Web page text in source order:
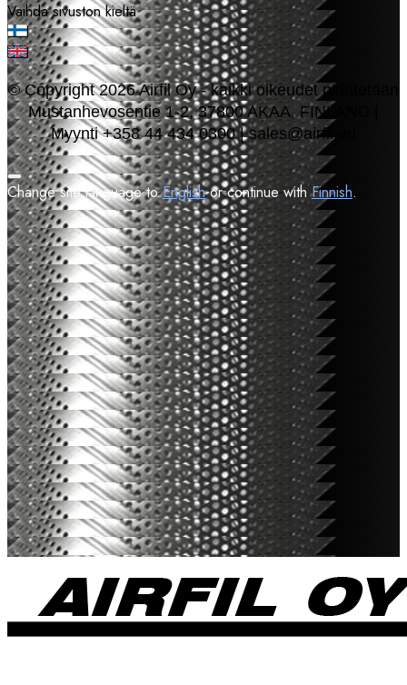
Vaihda sivuston kieltä
© Copyright 2026 Airfil Oy - kaikki oikeudet pidätetään
Mustanhevosentie 1-2, 37800 AKAA, FINLAND |
Myynti +358 44 434 0300 | sales@airfil.eu
Change site language toEnglishor continue withFinnish.